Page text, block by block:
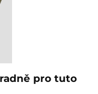
pro tuto